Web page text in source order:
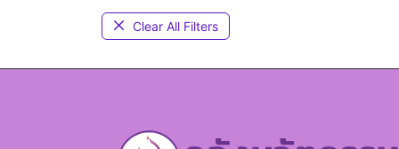
Clear All Filters